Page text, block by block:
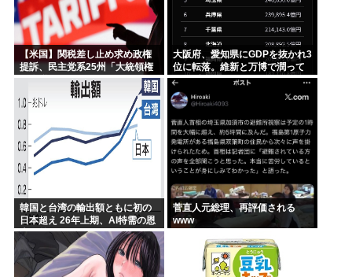
【米国】関税差し止め求め政権
提訴、民主党系25州「大統領権
限逸脱」
大阪府、愛知県にGDPを抜かれ3
位に転落。維新と万博で潤って
るはずじゃ…
韓国と台湾の輸出額ともに初の
日本超え 26年上期、AI特需の恩
恵で差
菅直人元総理、再評価される
www